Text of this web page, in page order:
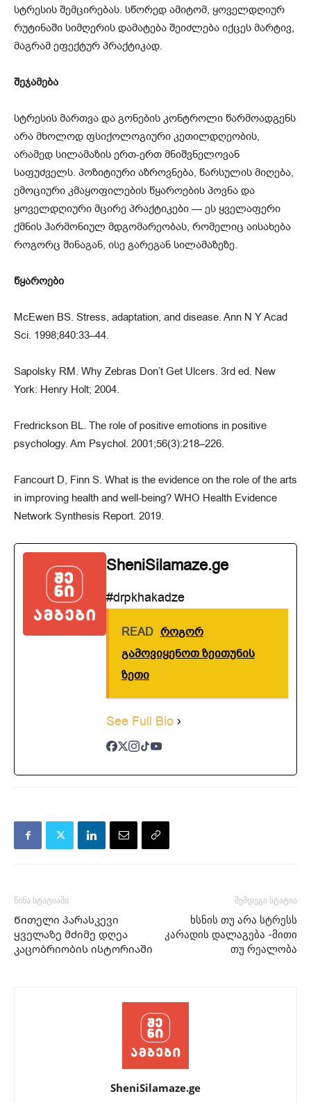
სტრესის შემცირებას. სწორედ ამიტომ, ყოველდღიურ
რუტინაში სიმღერის დამატება შეიძლება იქცეს მარტივ,
მაგრამ ეფექტურ პრაქტიკად.
შეჯამება
სტრესის მართვა და გონების კონტროლი წარმოადგენს
არა მხოლოდ ფსიქოლოგიური კეთილდღეობის,
არამედ სილამაზის ერთ-ერთ მნიშვნელოვან
საფუძველს. პოზიტიური აზროვნება, წარსულის მიღება,
ემოციური კმაყოფილების წყაროების პოვნა და
ყოველდღიური მცირე პრაქტიკები — ეს ყველაფერი
ქმნის ჰარმონიულ მდგომარეობას, რომელიც აისახება
როგორც შინაგან, ისე გარეგან სილამაზეზე.
წყაროები
McEwen BS. Stress, adaptation, and disease. Ann N Y Acad
Sci. 1998;840:33–44.
Sapolsky RM. Why Zebras Don’t Get Ulcers. 3rd ed. New
York: Henry Holt; 2004.
Fredrickson BL. The role of positive emotions in positive
psychology. Am Psychol. 2001;56(3):218–226.
Fancourt D, Finn S. What is the evidence on the role of the arts
in improving health and well-being? WHO Health Evidence
Network Synthesis Report. 2019.
SheniSilamaze.ge
#drpkhakadze
READ როგორ
გამოვიყენოთ ზეითუნის
ზეთი
See Full Bio
წინა სტატიაში
Წითელი პარასკევი
ყველაზე მძიმე დღეა
კაცობრიობის ისტორიაში
შემდეგი სტატია
ხსნის თუ არა სტრესს
კარადის დალაგება -მითი
თუ რეალობა
SheniSilamaze.ge